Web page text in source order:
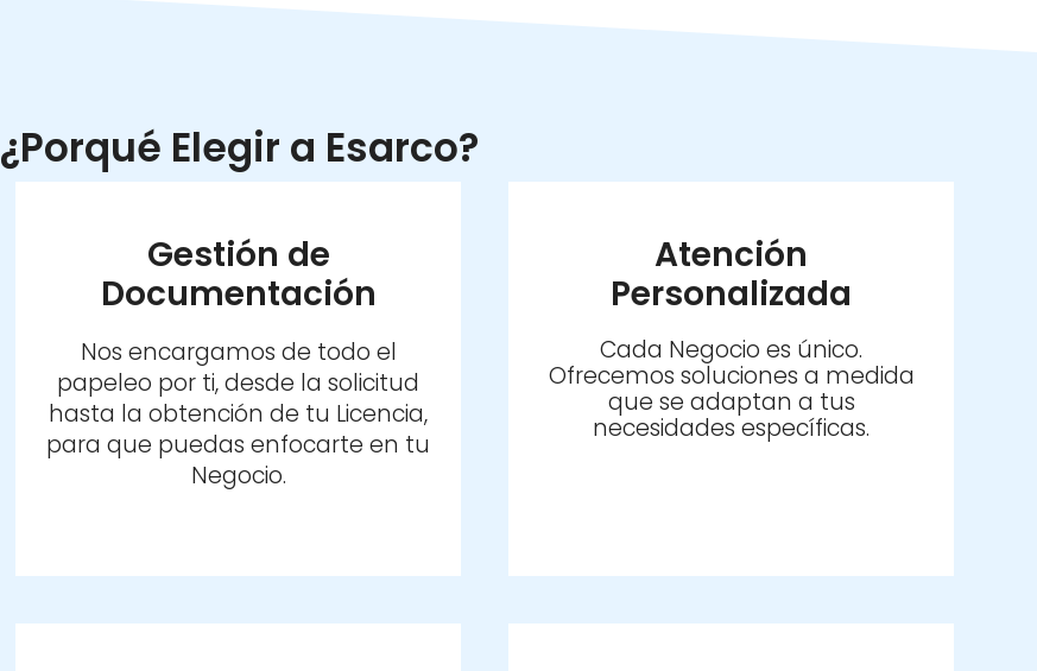
¿Porqué Elegir a Esarco?
Gestión de
Documentación
Nos encargamos de todo el
papeleo por ti, desde la solicitud
hasta la obtención de tu Licencia,
para que puedas enfocarte en tu
Negocio.
Atención
Personalizada
Cada Negocio es único.
Ofrecemos soluciones a medida
que se adaptan a tus
necesidades específicas.